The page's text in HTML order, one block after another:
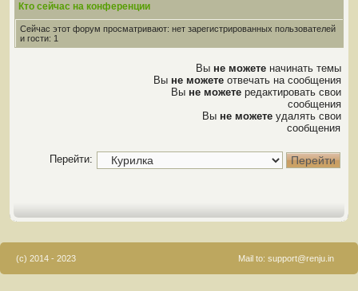
Кто сейчас на конференции
Сейчас этот форум просматривают: нет зарегистрированных пользователей
и гости: 1
Вы не можете начинать темы
Вы не можете отвечать на сообщения
Вы не можете редактировать свои
сообщения
Вы не можете удалять свои
сообщения
Перейти:
(c) 2014 - 2023 Mail to: support@renju.in